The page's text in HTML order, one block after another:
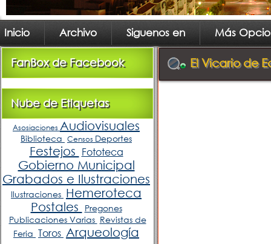
Inicio Archivo Siguenos en Más
FanBox de Facebook
Nube de Etiquetas
Asosiaciones Audiovisuales
Biblioteca Censos Deportes
Festejos Fototeca
Gobierno Municipal
Grabados e Ilustraciones
Ilustraciones Hemeroteca
Postales
Pregones
Publicaciones Varias Revistas de
Feria Toros Arqueología
El Vicario de